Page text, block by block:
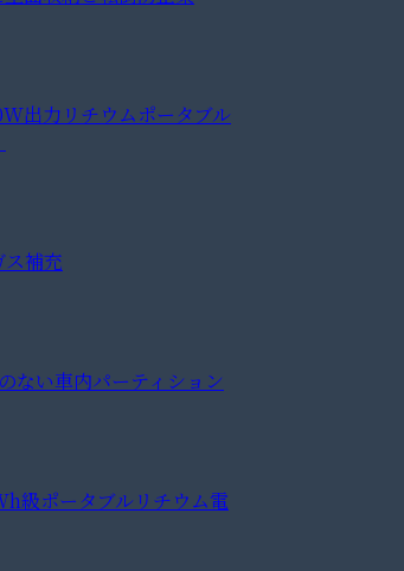
出力リチウムポータブル
補充
ない車内パーティション
級ポータブルリチウム電